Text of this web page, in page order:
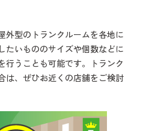
外型のトランクルームを各地に
たいもののサイズや個数などに
行うことも可能です。トランク
は、ぜひお近くの店舗をご検討